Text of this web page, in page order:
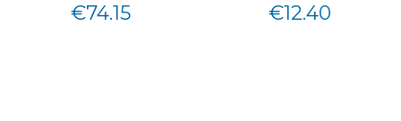
€74.15 €12.40